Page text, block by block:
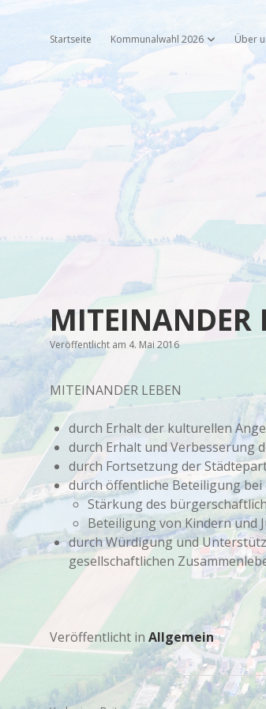
Startseite Kommunalwahl 2026 Dropdown-
Über
MITEINANDER
Veröffentlicht am 4. Mai 2016
MITEINANDER LEBEN
durch Erhalt der kulturellen
durch Erhalt und Verbesserung
durch Fortsetzung der
durch öffentliche Beteiligung
Stärkung des
Beteiligung von Kindern und
durch Würdigung und
gesellschaftlichen
Veröffentlicht in Allgemein